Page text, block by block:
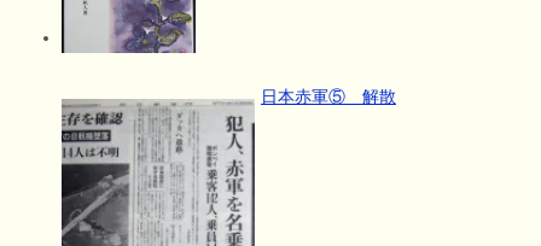
日本赤軍⑤ 解散